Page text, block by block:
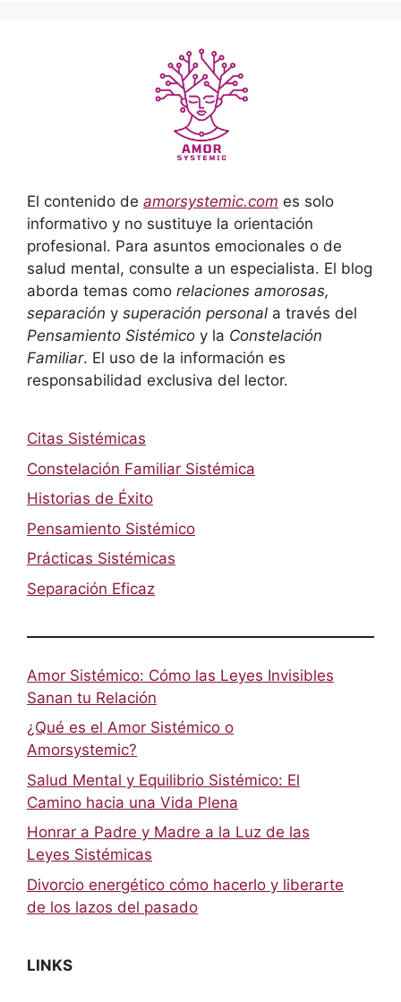
El contenido de amorsystemic.com es solo
informativo y no sustituye la orientación
profesional. Para asuntos emocionales o de
salud mental, consulte a un especialista. El blog
aborda temas como relaciones amorosas,
separación y superación personal a través del
Pensamiento Sistémico y la Constelación
Familiar. El uso de la información es
responsabilidad exclusiva del lector.
Citas Sistémicas
Constelación Familiar Sistémica
Historias de Éxito
Pensamiento Sistémico
Prácticas Sistémicas
Separación Eficaz
Amor Sistémico: Cómo las Leyes Invisibles
Sanan tu Relación
¿Qué es el Amor Sistémico o
Amorsystemic?
Salud Mental y Equilibrio Sistémico: El
Camino hacia una Vida Plena
Honrar a Padre y Madre a la Luz de las
Leyes Sistémicas
Divorcio energético cómo hacerlo y liberarte
de los lazos del pasado
LINKS